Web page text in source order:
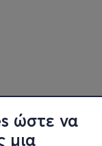
ώστε να
μια